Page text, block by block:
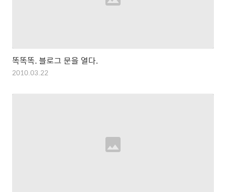
똑똑똑. 블로그 문을 열다.
2010.03.22